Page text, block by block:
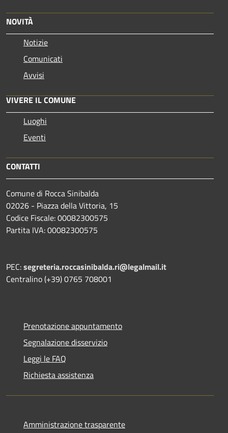
NOVITÀ
Notizie
Comunicati
Avvisi
VIVERE IL COMUNE
Luoghi
Eventi
CONTATTI
Comune di Rocca Sinibalda
02026 - Piazza della Vittoria, 15
Codice Fiscale: 00082300575
Partita IVA: 00082300575
PEC:segreteria.roccasinibalda.ri@legalmail.it
Centralino (+39) 0765 708001
Prenotazione appuntamento
Segnalazione disservizio
Leggi le FAQ
Richiesta assistenza
Amministrazione trasparente